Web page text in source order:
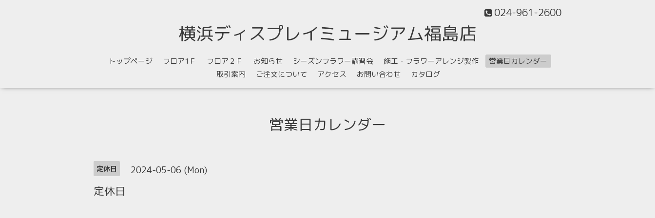
024-961-2600
横浜ディスプレイミュージアム福島店
トップページ フロア1Ｆ フロア２Ｆ お知らせ シーズンフラワー講習会 施工・フラワーアレンジ製作
営業日カレンダー
取引案内
ご注文について アクセス お問い合わせ カタログ
営業日カレンダー
定休日 2024-05-06 (Mon)
定休日